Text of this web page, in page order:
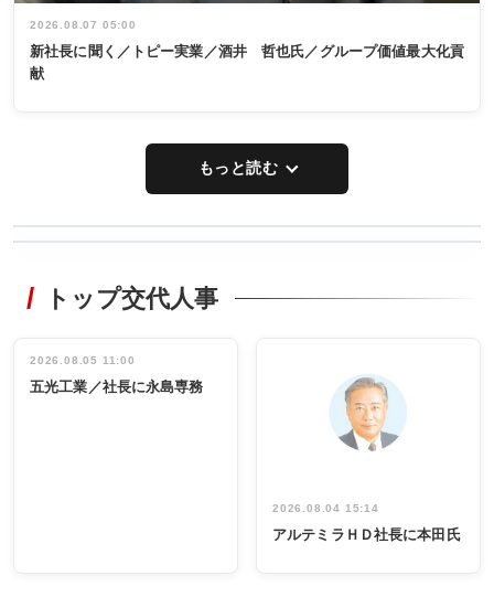
2026.08.07 05:00
新社長に聞く／トピー実業／酒井 哲也氏／グループ価値最大化貢
献
もっと読む
非鉄業界で
インタビュ
ー／社内ア
タックトレー
祝う 業界関
係者ら220人
出席
トップ交代人事
2026.08.05 11:00
五光工業／社長に永島専務
2026.08.04 15:14
アルテミラＨＤ社長に本田氏